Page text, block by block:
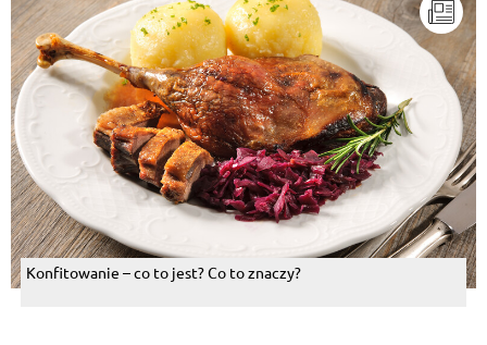
Konfitowanie – co to jest? Co to znaczy?